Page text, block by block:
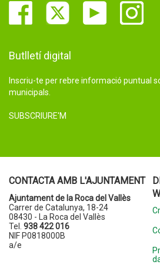
Butlletí digital
Inscriu-te per rebre informació puntual
municipals.
SUBSCRIURE'M
CONTACTA AMB L'AJUNTAMENT
Ajuntament de la Roca del Vallès
Carrer de Catalunya, 18-24
08430 - La Roca del Vallès
Tel. 938 422 016
NIF P0818000B
a/e